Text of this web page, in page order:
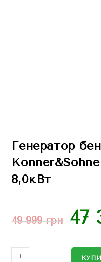
Генератор
8,0кВт
49 999грн 47